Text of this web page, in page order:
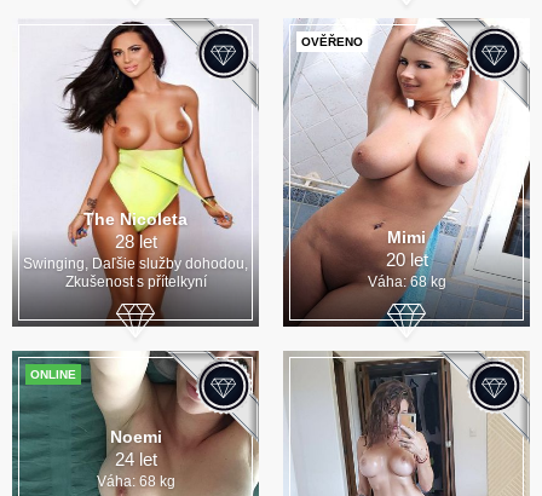
The Nicoleta
28 let
Swinging, Daľšie služby dohodou,
Zkušenost s přítelkyní
OVĚŘENO
Mimi
20 let
Váha: 68 kg
ONLINE
Noemi
24 let
Váha: 68 kg